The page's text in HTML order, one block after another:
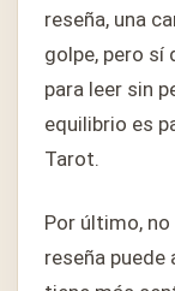
reseña, una
golpe, pero sí
para leer sin
equilibrio es
Tarot.
Por último,
reseña